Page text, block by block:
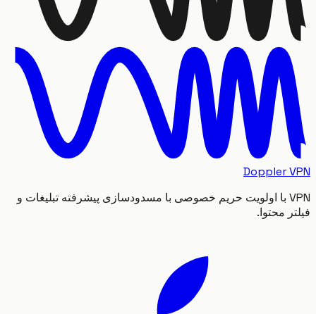
Doppler
VPN با اولویت حریم خصوصی با مسدودسازی پیشرفته تبلیغات و
محتوا.